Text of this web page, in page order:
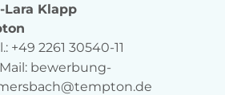
Lara Klapp
+49 2261 30540-11
bewerbung-